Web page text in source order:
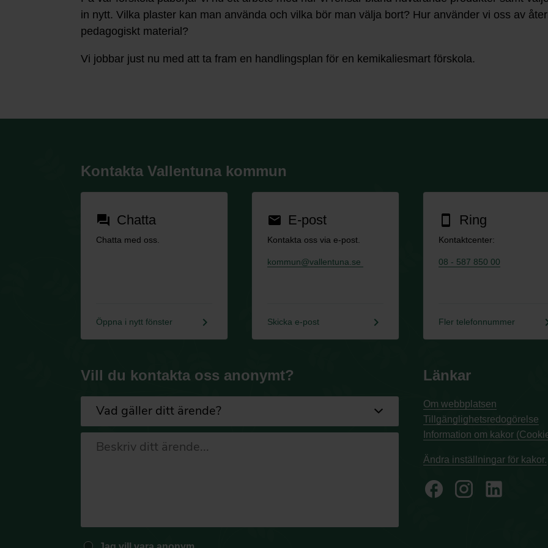
in nytt. Vilka plaster kan man använda och vilka bör man välja bort? Hur använder vi oss av
pedagogiskt material?
Vi jobbar just nu med att ta fram en handlingsplan för en kemikaliesmart förskola.
Kontakta Vallentuna kommun
forum Chatta
Chatta med oss.
Öppna i nytt fönster keyboard_arrow_right
email E-post
Kontakta oss via e-post.
kommun@vallentuna.se
Skicka e-post keyboard_arrow_right
smartphone Ring
Kontaktcenter:
08 - 587 850 00
Fler telefonnummer
Vill du kontakta oss anonymt? Länkar
Om webbplatsen
Tillgänglighetsredogörelse
Information om kakor
Ändra inställningar för kakor.
facebook